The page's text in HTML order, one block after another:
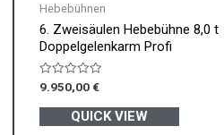
Hebebühnen
6. Zweisäulen Hebebühne 8,0 t
Doppelgelenkarm Profi
Bewertet
mit
0
5
9.950,00 €
QUICK VIEW